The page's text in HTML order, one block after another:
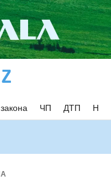
ЧП ДТП